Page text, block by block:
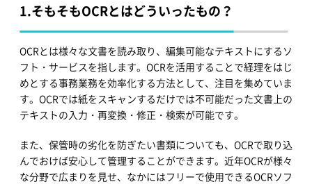
1.そもそもOCRとはどういったもの？
OCRとは様々な文書を読み取り、編集可能なテキストにするソ
フト・サービスを指します。OCRを活用することで経理をはじ
めとする事務業務を効率化する方法として、注目を集めていま
す。OCRでは紙をスキャンするだけでは不可能だった文書上の
テキストの入力・再変換・修正・検索が可能です。
また、保管時の劣化を防ぎたい書類についても、OCRで取り込
んでおけば安心して管理することができます。近年OCRが様々
な分野で広まりを見せ、なかにはフリーで使用できるOCRソフ